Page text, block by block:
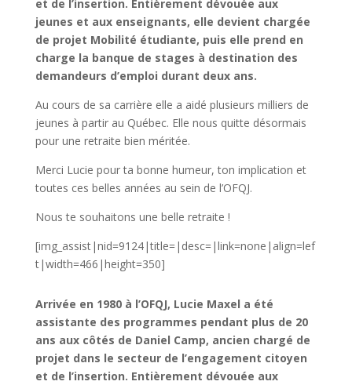
et de l’insertion. Entièrement dévouée aux
jeunes et aux enseignants, elle devient chargée
de projet Mobilité étudiante, puis elle prend en
charge la banque de stages à destination des
demandeurs d’emploi durant deux ans.
Au cours de sa carrière elle a aidé plusieurs milliers de
jeunes à partir au Québec. Elle nous quitte désormais
pour une retraite bien méritée.
Merci Lucie pour ta bonne humeur, ton implication et
toutes ces belles années au sein de l’OFQJ.
Nous te souhaitons une belle retraite !
[img_assist|nid=9124|title=|desc=|link=none|align=lef
t|width=466|height=350]
Arrivée en 1980 à l’OFQJ, Lucie Maxel a été
assistante des programmes pendant plus de 20
ans aux côtés de Daniel Camp, ancien chargé de
projet dans le secteur de l’engagement citoyen
et de l’insertion. Entièrement dévouée aux